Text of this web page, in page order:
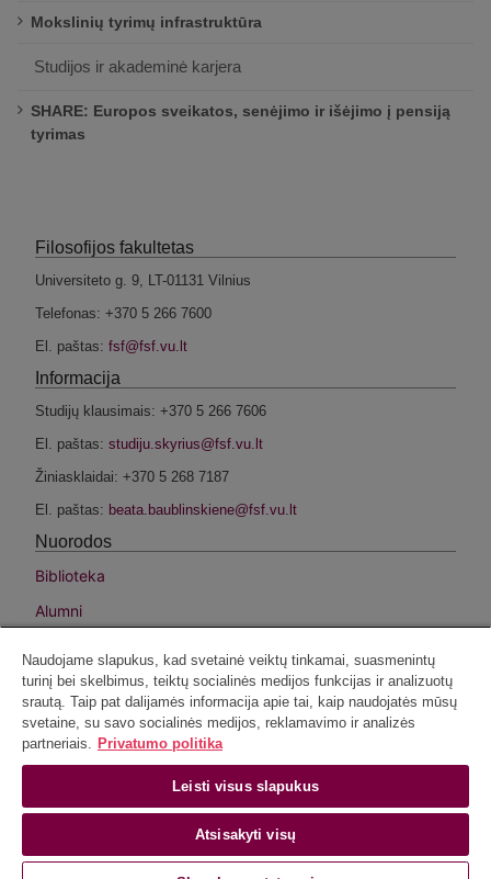
Mokslinių tyrimų infrastruktūra
Studijos ir akademinė karjera
SHARE: Europos sveikatos, senėjimo ir išėjimo į pensiją
tyrimas
Filosofijos fakultetas
Universiteto g. 9, LT-01131 Vilnius
Telefonas: +370 5 266 7600
El. paštas:
Informacija
Studijų klausimais: +370 5 266 7606
El. paštas:
Žiniasklaidai: +370 5 268 7187
El. paštas:
Nuorodos
Biblioteka
Alumni
Intranetas
VU privatumo politika
Socialiniai tinklai
Instagram
Naudojame slapukus, kad svetainė veiktų tinkamai, suasmenintų
turinį bei skelbimus, teiktų socialinės medijos funkcijas ir analizuotų
srautą. Taip pat dalijamės informacija apie tai, kaip naudojatės mūsų
svetaine, su savo socialinės medijos, reklamavimo ir analizės
partneriais. Privatumo politika
Leisti visus slapukus
Atsisakyti visų